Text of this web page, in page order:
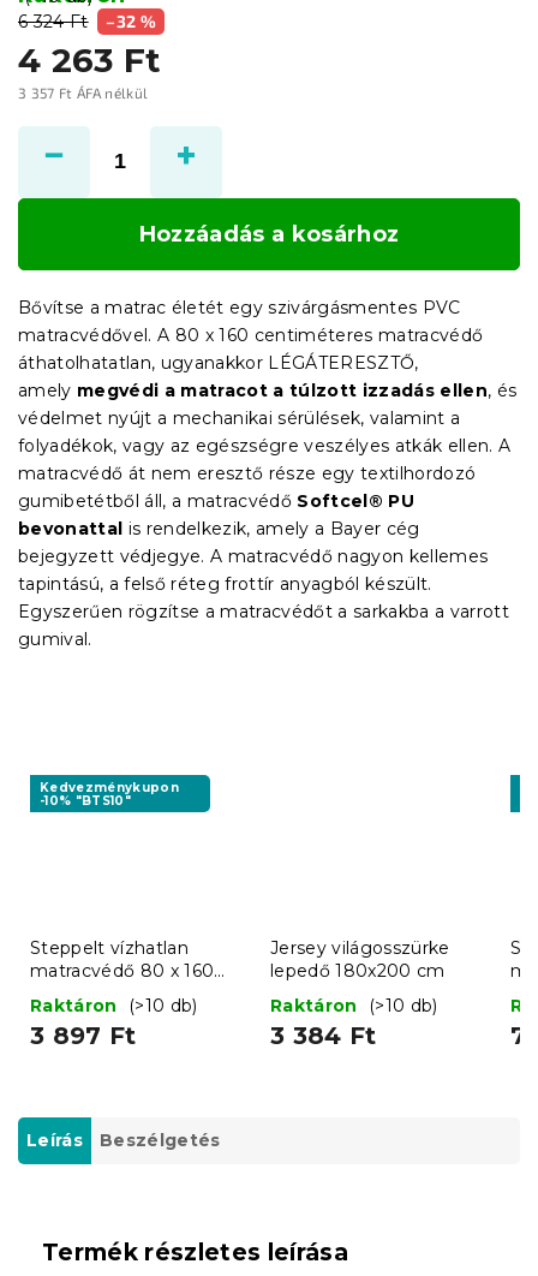
6 324 Ft –32 %
4 263 Ft
3 357 Ft ÁFA nélkül
Hozzáadás a kosárhoz
Bővítse a matrac életét egy szivárgásmentes PVC
matracvédővel. A 80 x 160 centiméteres matracvédő
áthatolhatatlan, ugyanakkor LÉGÁTERESZTŐ,
amely megvédi a matracot a túlzott izzadás ellen, és
védelmet nyújt a mechanikai sérülések, valamint a
folyadékok, vagy az egészségre veszélyes atkák ellen. A
matracvédő át nem eresztő része egy textilhordozó
gumibetétből áll, a matracvédő Softcel® PU
bevonattal is rendelkezik, amely a Bayer cég
bejegyzett védjegye. A matracvédő nagyon kellemes
tapintású, a felső réteg frottír anyagból készült.
Egyszerűen rögzítse a matracvédőt a sarkakba a varrott
gumival.
Kedvezménykupon
-10% "BTS10"
Steppelt vízhatlan
matracvédő 80 x 160
cm
Raktáron (>10 db)
3 897 Ft
Jersey világosszürke
lepedő 180x200 cm
Raktáron
(>10 db)
3 384 Ft 7
Leírás Beszélgetés
Termék részletes leírása